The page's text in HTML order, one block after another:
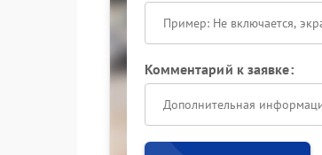
Комментарий к заявке: